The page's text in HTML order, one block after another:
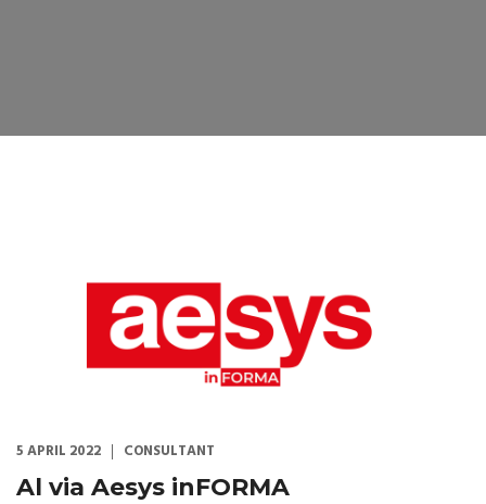
5 APRIL 2022 CONSULTANT
Al via Aesys inFORMA